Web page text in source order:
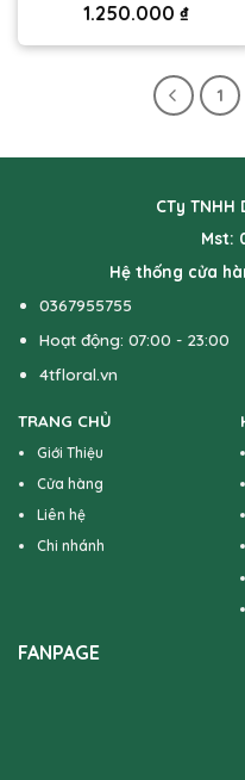
1.250.000 ₫
1
CTy TNHH
Mst:
Hệ thống cửa
0367955755
Hoạt động: 07:00 - 23:00
4tfloral.vn
TRANG CHỦ
Giới Thiệu
Cửa hàng
Liên hệ
Chi nhánh
FANPAGE